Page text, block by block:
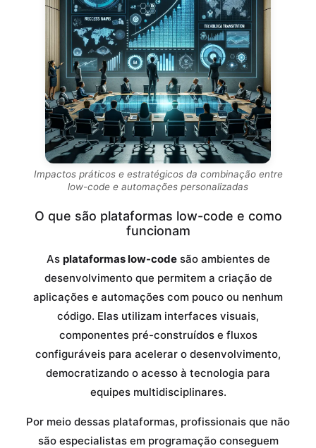
Impactos práticos e estratégicos da combinação entre
low-code e automações personalizadas
O que são plataformas low-code e como
funcionam
As plataformas low-codesão ambientes de
desenvolvimento que permitem a criação de
aplicações e automações com pouco ou nenhum
código. Elas utilizam interfaces visuais,
componentes pré-construídos e fluxos
configuráveis para acelerar o desenvolvimento,
democratizando o acesso à tecnologia para
equipes multidisciplinares.
Por meio dessas plataformas, profissionais que não
são especialistas em programação conseguem